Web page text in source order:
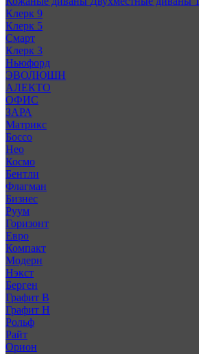
Клерк 9
Клерк 5
Смарт
Клерк 3
Ньюфорд
ЭВОЛЮШН
АЛЕКТО
ОФИС
ЗАРА
Матрикс
Боссо
Нео
Космо
Бентли
Флагман
Бизнес
Руум
Горизонт
Евро
Компакт
Модерн
Нэкст
Берген
Графит В
Графит Н
Рольф
Райт
Орион